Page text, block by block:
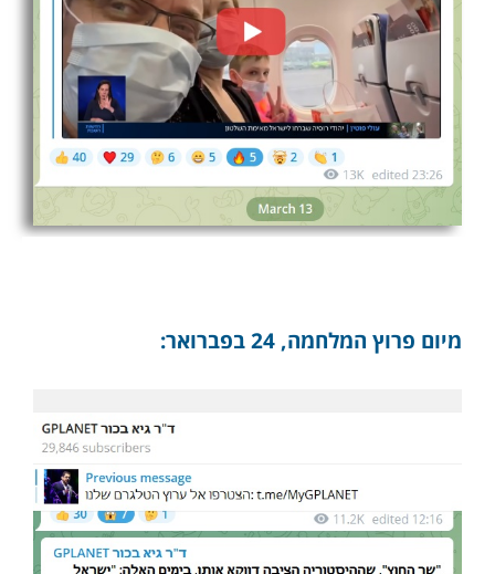
מיום פרוץ המלחמה, 24 בפברואר: